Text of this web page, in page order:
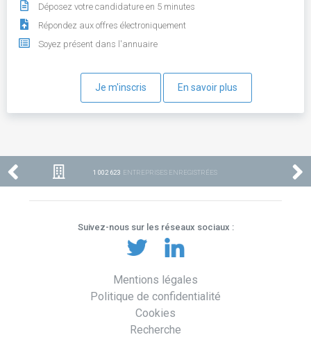
Déposez votre candidature en 5 minutes
Répondez aux offres électroniquement
Soyez présent dans l'annuaire
Je m'inscris En savoir plus
1 002 623 ENTREPRISES ENREGISTRÉES
Suivez-nous sur les réseaux sociaux :
Mentions légales
Politique de confidentialité
Cookies
Recherche